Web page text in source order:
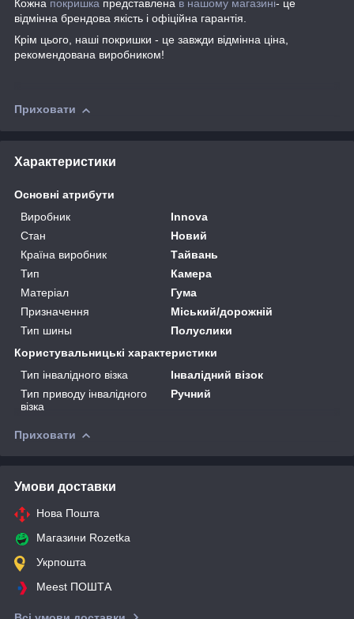
Кожна покришка представлена в нашому магазині- це
відмінна брендова якість і офіційна гарантія.
Крім цього, наші покришки - це завжди відмінна ціна,
рекомендована виробником!
Приховати
Характеристики
Основні атрибути
Виробник
Innova
Стан
Новий
Країна виробник
Тайвань
Тип
Камера
Матеріал
Гума
Призначення
Міський/дорожній
Тип шины
Полуслики
Користувальницькі характеристики
Тип інвалідного візка
Інвалідний візок
Тип приводу інвалідного
візка
Ручний
Приховати
Умови доставки
Нова Пошта
Магазини Rozetka
Укрпошта
Meest ПОШТА